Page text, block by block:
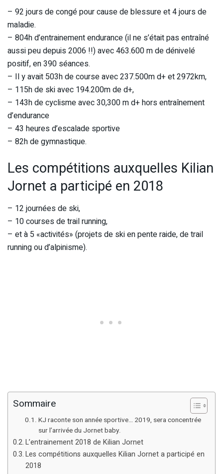
– 92 jours de congé pour cause de blessure et 4 jours de
maladie.
– 804h d’entrainement endurance (il ne s’était pas entraîné
aussi peu depuis 2006 !!) avec 463.600 m de dénivelé
positif, en 390 séances.
– Il y avait 503h de course avec 237.500m d+ et 2972km,
– 115h de ski avec 194.200m de d+,
– 143h de cyclisme avec 30,300 m d+ hors entraînement
d’endurance
– 43 heures d’escalade sportive
– 82h de gymnastique.
Les compétitions auxquelles Kilian
Jornet a participé en 2018
– 12 journées de ski,
– 10 courses de trail running,
– et à 5 «activités» (projets de ski en pente raide, de trail
running ou d’alpinisme).
Sommaire
KJ raconte son année sportive… 2019, sera concentrée
sur l’arrivée du Jornet baby.
L’entrainement 2018 de Kilian Jornet
Les compétitions auxquelles Kilian Jornet a participé en
2018